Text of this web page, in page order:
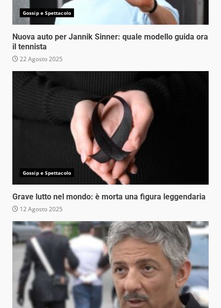
Gossip e Spettacolo
Nuova auto per Jannik Sinner: quale modello guida ora
il tennista
22 Agosto 2025
Gossip e Spettacolo
Grave lutto nel mondo: è morta una figura leggendaria
12 Agosto 2025